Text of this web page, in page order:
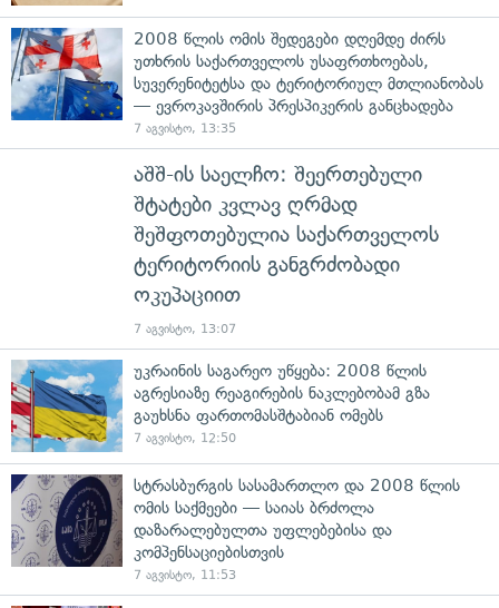
2008 წლის ომის შედეგები დღემდე ძირს
უთხრის საქართველოს უსაფრთხოებას,
სუვერენიტეტსა და ტერიტორიულ მთლიანობას
— ევროკავშირის პრესპიკერის განცხადება
7 აგვისტო, 13:35
აშშ-ის საელჩო: შეერთებული
შტატები კვლავ ღრმად
შეშფოთებულია საქართველოს
ტერიტორიის განგრძობადი
ოკუპაციით
7 აგვისტო, 13:07
უკრაინის საგარეო უწყება: 2008 წლის
აგრესიაზე რეაგირების ნაკლებობამ გზა
გაუხსნა ფართომასშტაბიან ომებს
7 აგვისტო, 12:50
სტრასბურგის სასამართლო და 2008 წლის
ომის საქმეები — საიას ბრძოლა
დაზარალებულთა უფლებებისა და
კომპენსაციებისთვის
7 აგვისტო, 11:53